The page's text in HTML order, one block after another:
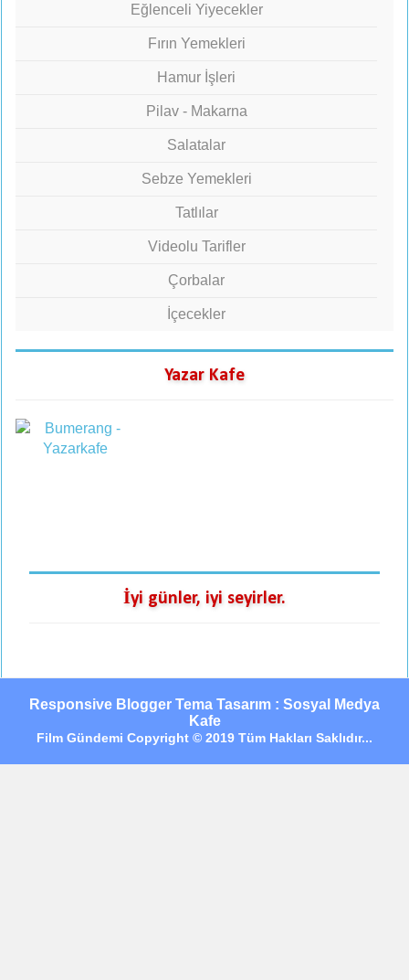
Eğlenceli Yiyecekler
Fırın Yemekleri
Hamur İşleri
Pilav - Makarna
Salatalar
Sebze Yemekleri
Tatlılar
Videolu Tarifler
Çorbalar
İçecekler
Yazar Kafe
İyi günler, iyi seyirler.
Responsive Blogger Tema Tasarım : Sosyal Medya
Kafe
Film Gündemi Copyright © 2019 Tüm Hakları Saklıdır...